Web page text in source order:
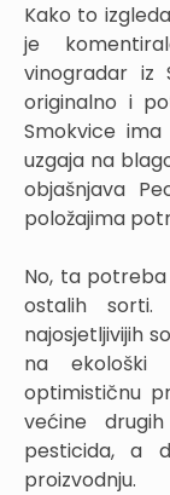
Kako to
je
vinogradar iz
originalno i
Smokvice
uzgaja na
objašnjava
položajima
No, ta
ostalih
najosjetljivijih
na ekološki
optimističnu
većine
pesticida, a
proizvodnju.